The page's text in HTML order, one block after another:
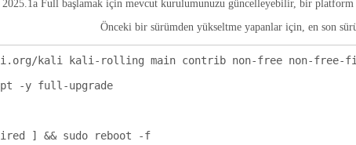
Full başlamak için mevcut kurulumunuzu güncelleyebilir, bir
Önceki bir sürümden yükseltme yapanlar için, en son
kali kali-rolling main contrib non-free non-free-
-y full-upgrade
] && sudo reboot -f